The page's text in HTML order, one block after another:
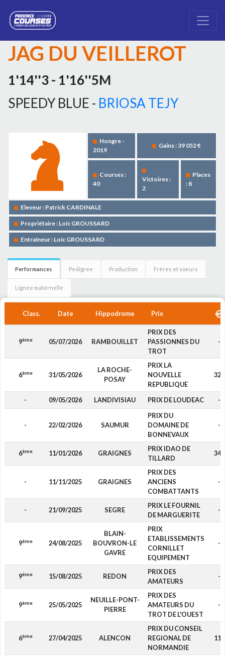
JAG DU VEILLEROT
1'14''3 - 1'16''5M
SPEEDY BLUE - BRIOSA TEJY
Hongre -
2019
Gains : 39 052 €
Courses :
40
Victoires :
2
Places
: 8
Eleveur : Patrick CARDINALE
Propriétaire : Loïc GROUSSARD
Entraîneur : Loïc GROUSSARD
Performances Pedigree Production Frères et soeurs
Lignée maternelle
Class. Date Hippodrome Prix
9ème 05/07/2026 RAMBOUILLET
PRIX DES
PASSIONNES DU
TROT
-
6ème 31/05/2026
LA ROCHE-
POSAY
PRIX LA
NOUVELLE
REPUBLIQUE
320
- 09/05/2026 LANDIVISIAU PRIX DE LOUDEAC -
- 22/02/2026 SAUMUR
PRIX DU
DOMAINE DE
BONNEVAUX
-
6ème 11/01/2026 GRAIGNES
PRIX IDAO DE
TILLARD
340
- 11/11/2025 GRAIGNES
PRIX DES
ANCIENS
COMBATTANTS
-
- 21/09/2025 SEGRE
PRIX LE FOURNIL
DE MARGUERITE
-
9ème 24/08/2025
BLAIN-
BOUVRON-LE
GAVRE
PRIX
ETABLISSEMENTS
CORNILLET
EQUIPEMENT
-
9ème 15/08/2025 REDON
PRIX DES
AMATEURS
-
9ème 25/05/2025
NEUILLE-PONT-
PIERRE
PRIX DES
AMATEURS DU
TROT DE L'OUEST
-
6ème 27/04/2025 ALENCON
PRIX DU CONSEIL
REGIONAL DE
NORMANDIE
110